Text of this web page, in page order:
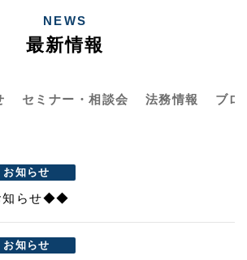
NEWS
最新情報
セミナー・相談会 法務情報 ブロ
お知らせ
知らせ◆◆
お知らせ